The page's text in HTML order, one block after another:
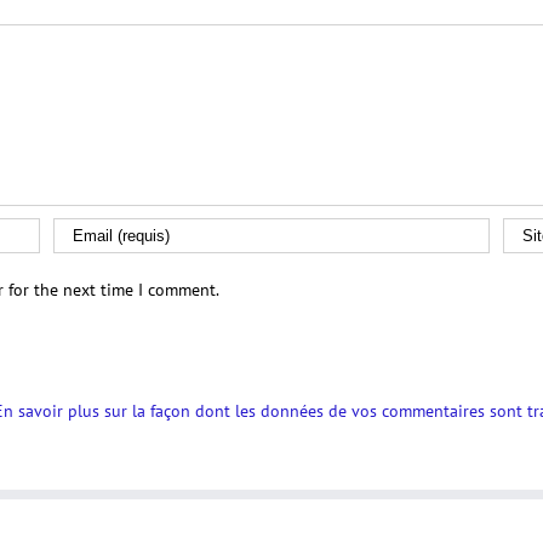
for the next time I comment.
savoir plus sur la façon dont les données de vos commentaires sont